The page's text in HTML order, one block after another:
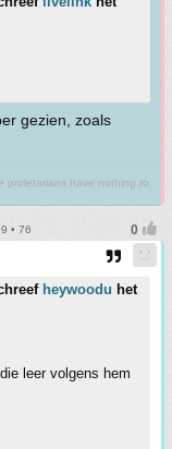
gezien, zoals
proletarians have nothing to
• 76
heywoodu het
leer volgens hem